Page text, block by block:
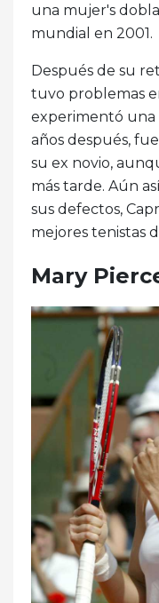
una mujer's
mundial en 2001.
Después de su
tuvo problemas
experimentó una
años después,
su ex novio,
más tarde. Aún
sus defectos,
mejores tenistas
Mary